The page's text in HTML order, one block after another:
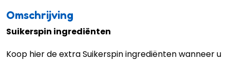
Omschrijving
Suikerspin ingrediënten
Koop hier de extra Suikerspin ingrediënten wanneer u